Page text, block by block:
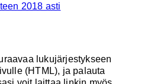
2018 asti
lukujärjestykseen
(HTML), ja palauta